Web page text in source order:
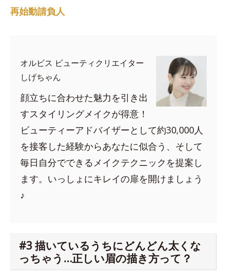
再始動請負人
オルビス ビューティクリエイター
しげちゃん
顔立ちに合わせた魅力を引き出
すスタイリングメイクが得意！
ビューティーアドバイザーとして約30,000人
を接客した経験からあなたに似合う、そして
毎日自分でできるメイクテクニックを提案し
ます。いっしょにキレイの扉を開けましょう
♪
#3 描いているうちにどんどん太くな
っちゃう…正しい眉の描き方って？